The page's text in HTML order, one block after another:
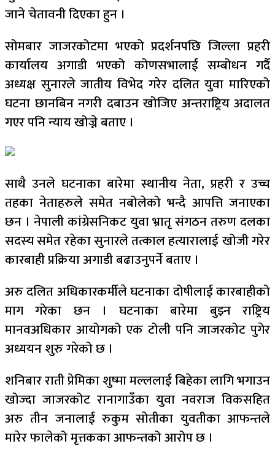
जाने चेतावनी दिएका हुन ।
सोमबार जाजरकोटमा भएको प्रदर्शनपछि जिल्ला प्रहरी
कार्यालय अगाडी भएको कोणसभालाई सम्बोधन गर्दै
अध्यक्ष सुनारले जातीय विभेद गरेर दलित युवा मारिएको
घटना छानबिन नगरी दबाउन खोजिए अन्तराष्ट्रिय अदालत
गएर पनि न्याय खोज्ने बताए ।
साथै उनले घटनाका बारेमा स्थानीय नेता, प्रहरी र उच्च
तहका नेताहरुले समेत नबोलेको भन्दै आपत्ति जनाएका
छन । नेपाली कांग्रेसनिकट युवा भ्रातृ संगठन तरुण दलका
सदस्य समेत रहेका सुनारले तत्काल हत्यारालाई खोजी गरेर
कारबाही प्रक्रिया अगाडी बढाउनुपर्ने बताए ।
अरु दलित अधिकारकर्मीले घटनाका दोषीलाई कारबाहीको
माग गरेका छन । घटनाका बारेमा बुझ्न राष्ट्रिय
मानवअधिकार आयोगको एक टोली पनि जाजरकोट पुगेर
अध्ययन शुरु गरेको छ ।
शनिबार राती प्रेमिका शुष्मा मल्ललाई बिहेका लागि भगाउन
खोज्दा जाजरकोट रानागाउँका युवा नवराज विकसहित
अरु तीन जनालाई रुकुम सोतीका युवतीका आफन्तले
मारेर फालेको मृत्तकका आफन्तको आरोप छ ।